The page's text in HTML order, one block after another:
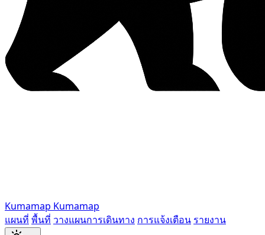
Kumamap Kumamap
แผนที่ พื้นที่ วางแผนการเดินทาง การแจ้งเตือน รายงาน